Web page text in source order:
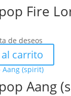
Fire
de deseos
carrito
Aang